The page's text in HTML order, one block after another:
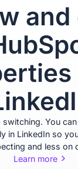
and
switching. You
in LinkedIn so
and less on
Learn more